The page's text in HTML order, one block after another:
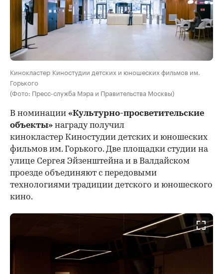
Кинокластер Киностудии детских и юношеских фильмов им.
Горького
(Фото: Пресс-служба Мэра и Правительства Москвы)
В номинации «Культурно-просветительские
объекты» награду получил
кинокластер Киностудии детских и юношеских
фильмов им. Горького. Две площадки студии на
улице Сергея Эйзенштейна и в Валдайском
проезде объединяют с передовыми
технологиями традиции детского и юношеского
кино.